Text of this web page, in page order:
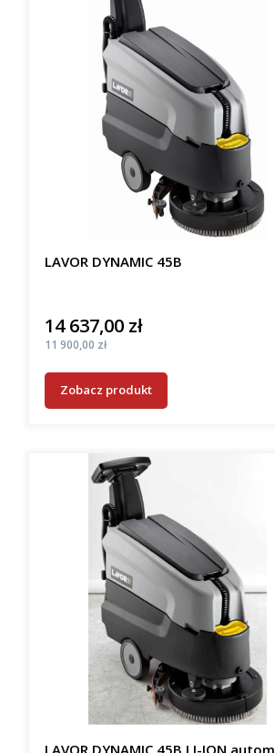
LAVOR DYNAMIC 45B
Cena
14 637,00 zł
Cena
11 900,00 zł
Zobacz produkt
LAVOR DYNAMIC 45B LI-ION